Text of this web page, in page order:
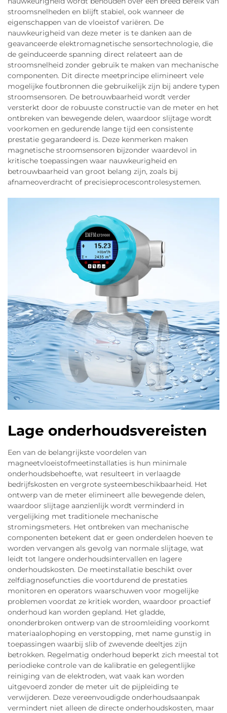
stroomsnelheden en blijft stabiel, ook wanneer de
eigenschappen van de vloeistof variëren. De
nauwkeurigheid van deze meter is te danken aan de
geavanceerde elektromagnetische sensortechnologie, die
de geïnduceerde spanning direct relateert aan de
stroomsnelheid zonder gebruik te maken van mechanische
componenten. Dit directe meetprincipe elimineert vele
mogelijke foutbronnen die gebruikelijk zijn bij andere typen
stroomsensoren. De betrouwbaarheid wordt verder
versterkt door de robuuste constructie van de meter en het
ontbreken van bewegende delen, waardoor slijtage wordt
voorkomen en gedurende lange tijd een consistente
prestatie gegarandeerd is. Deze kenmerken maken
magnetische stroomsensoren bijzonder waardevol in
kritische toepassingen waar nauwkeurigheid en
betrouwbaarheid van groot belang zijn, zoals bij
afnameoverdracht of precisieprocescontrolesystemen.
Lage onderhoudsvereisten
Een van de belangrijkste voordelen van
magneetvloeistofmeetinstallaties is hun minimale
onderhoudsbehoefte, wat resulteert in verlaagde
bedrijfskosten en vergrote systeembeschikbaarheid. Het
ontwerp van de meter elimineert alle bewegende delen,
waardoor slijtage aanzienlijk wordt verminderd in
vergelijking met traditionele mechanische
stromingsmeters. Het ontbreken van mechanische
componenten betekent dat er geen onderdelen hoeven te
worden vervangen als gevolg van normale slijtage, wat
leidt tot langere onderhoudsintervallen en lagere
onderhoudskosten. De meetinstallatie beschikt over
zelfdiagnosefuncties die voortdurend de prestaties
monitoren en operators waarschuwen voor mogelijke
problemen voordat ze kritiek worden, waardoor proactief
onderhoud kan worden gepland. Het gladde,
ononderbroken ontwerp van de stroomleiding voorkomt
materiaalophoping en verstopping, met name gunstig in
toepassingen waarbij slib of zwevende deeltjes zijn
betrokken. Regelmatig onderhoud beperkt zich meestal tot
periodieke controle van de kalibratie en gelegentlijke
reiniging van de elektroden, wat vaak kan worden
uitgevoerd zonder de meter uit de pijpleiding te
verwijderen. Deze vereenvoudigde onderhoudsaanpak
vermindert niet alleen de directe onderhoudskosten, maar